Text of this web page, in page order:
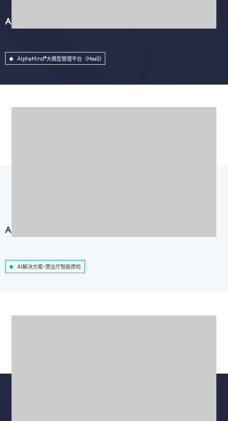
AlphaMind®大模型管理平台（MaaS)
AlphaMind®大模型管理平台（MaaS)
AI解决方案-营业厅智能质检
AI解决方案-营业厅智能质检